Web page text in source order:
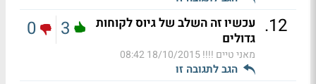
12
. עכשיו זה השלב של גיוס לקוחות
גדולים
מאני טיים !!!!18/10/2015 08:42
הגב לתגובה זו
3
0